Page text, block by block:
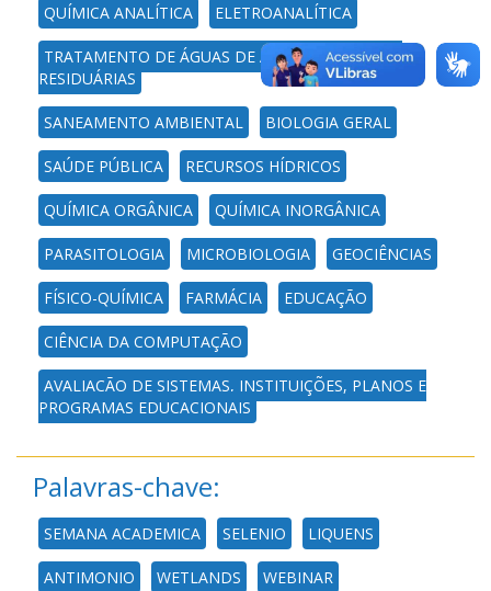
QUÍMICA ANALÍTICA ELETROANALÍTICA
TRATAMENTO DE ÁGUAS DE ABASTECIMENTO E
RESIDUÁRIAS
SANEAMENTO AMBIENTAL BIOLOGIA GERAL
SAÚDE PÚBLICA RECURSOS HÍDRICOS
QUÍMICA ORGÂNICA QUÍMICA INORGÂNICA
PARASITOLOGIA MICROBIOLOGIA GEOCIÊNCIAS
FÍSICO-QUÍMICA FARMÁCIA EDUCAÇÃO
CIÊNCIA DA COMPUTAÇÃO
AVALIAÇÃO DE SISTEMAS, INSTITUIÇÕES, PLANOS E
PROGRAMAS EDUCACIONAIS
Palavras-chave:
SEMANA ACADEMICA SELENIO LIQUENS
ANTIMONIO WETLANDS WEBINAR